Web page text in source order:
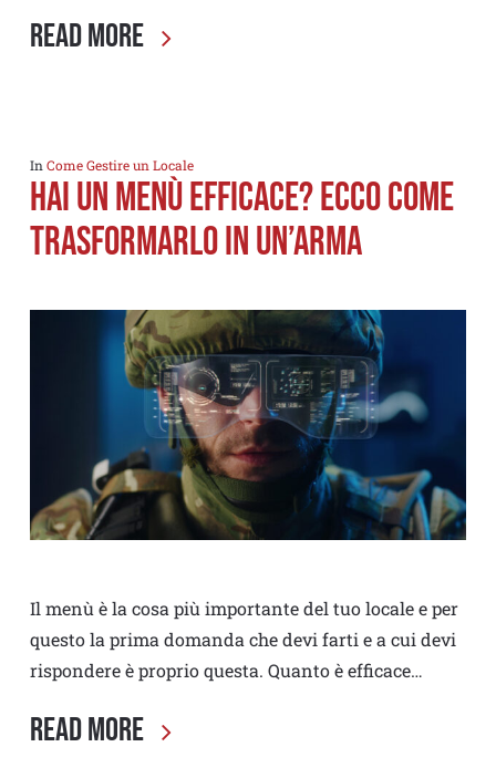
Read More
InCome Gestire un Locale
Hai un Menù efficace? Ecco come
trasformarlo in un’arma
Il menù è la cosa più importante del tuo locale e per
questo la prima domanda che devi farti e a cui devi
rispondere è proprio questa. Quanto è efficace…
Read More